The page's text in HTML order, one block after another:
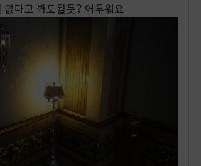
없다고 봐도될듯? 어두워요